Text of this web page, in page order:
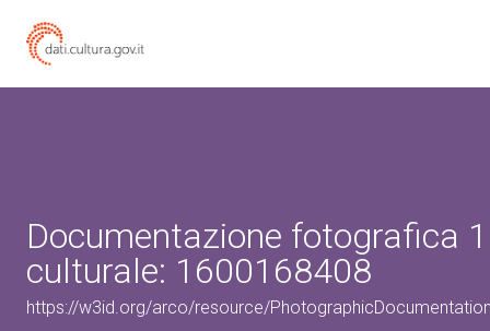
Documentazione fotografica
culturale: 1600168408
https://w3id.org/arco/resource/